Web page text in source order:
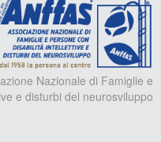
Nazionale di Famiglie e
e disturbi del neurosviluppo